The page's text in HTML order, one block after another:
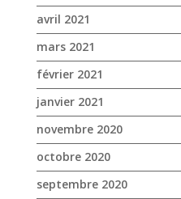
avril 2021
mars 2021
février 2021
janvier 2021
novembre 2020
octobre 2020
septembre 2020